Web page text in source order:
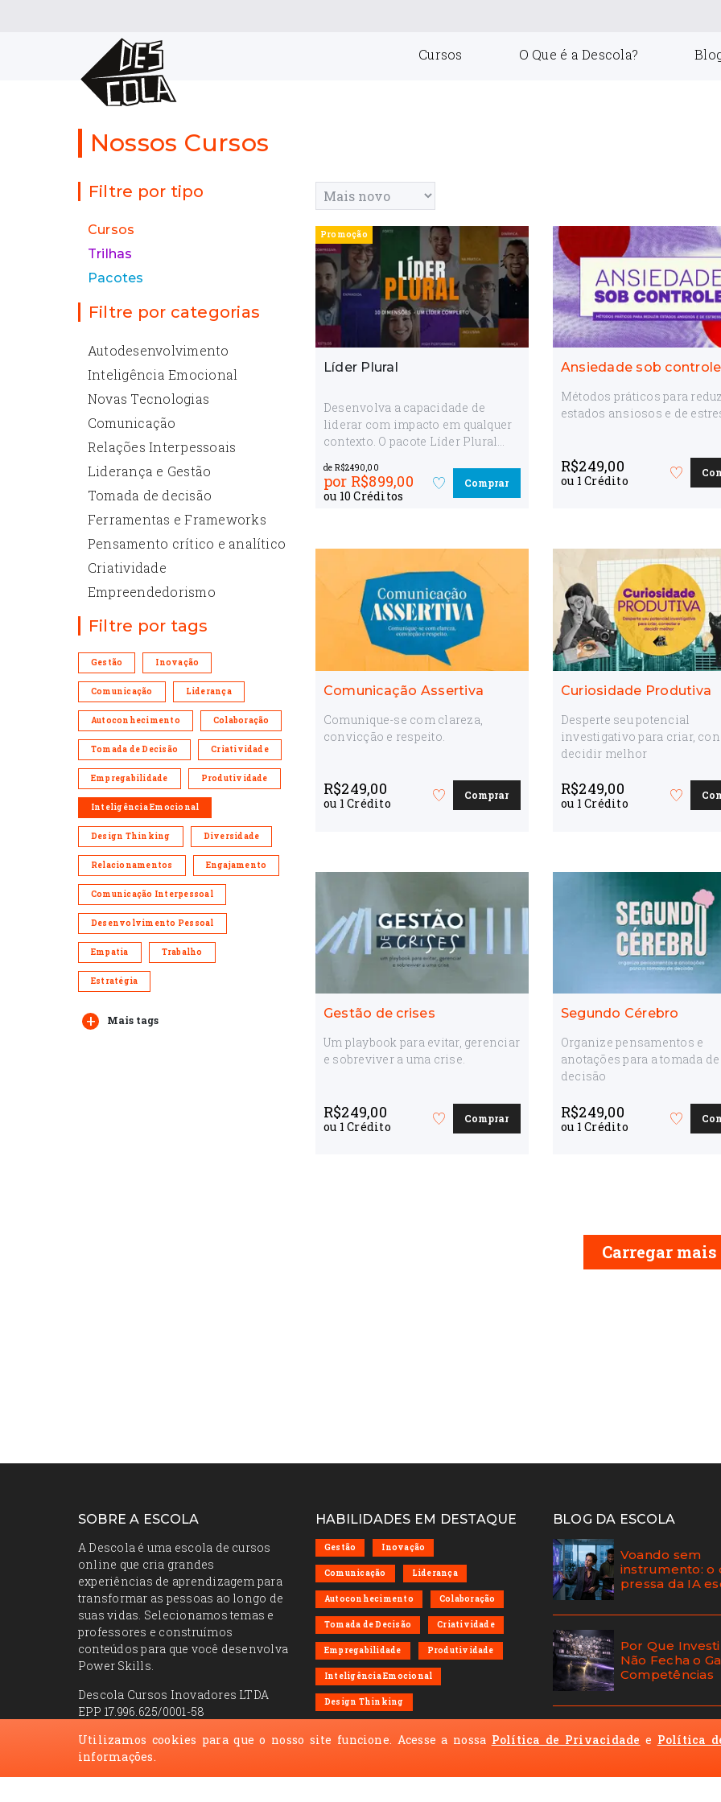
Cursos O Que é a Descola?
Nossos Cursos
Filtre por tipo
Cursos
Trilhas
Pacotes
Filtre por categorias
Autodesenvolvimento
Inteligência Emocional
Novas Tecnologias
Comunicação
Relações Interpessoais
Liderança e Gestão
Tomada de decisão
Ferramentas e Frameworks
Pensamento crítico e analítico
Criatividade
Empreendedorismo
Filtre por tags
Gestão Inovação
Comunicação Liderança
Autoconhecimento Colaboração
Tomada de Decisão Criatividade
Empregabilidade Produtividade
Inteligência Emocional
Design Thinking Diversidade
Relacionamentos Engajamento
Comunicação Interpessoal
Desenvolvimento Pessoal
Empatia Trabalho
Estratégia
Mais tags
Promoção
Líder Plural
Desenvolva a capacidade de
liderar com impacto em qualquer
contexto. O pacote Líder Plural
versatilidade como líder — do
autoconhecimento à liderança em
estilo, engajar pessoas e gerar
resultados consistentes.
de R$2490,00
por R$899,00
ou 10 Créditos
FavoriteComprar
Ansiedade sob controle
Métodos práticos para
estados ansiosos e de
R$249,00
ou 1 Crédito
Favorite
Comunicação Assertiva
Comunique-se com clareza,
convicção e respeito.
R$249,00
ou 1 Crédito
FavoriteComprar
Curiosidade Produtiva
Desperte seu potencial
investigativo para criar,
decidir melhor
R$249,00
ou 1 Crédito
Favorite
Gestão de crises
Um playbook para evitar, gerenciar
e sobreviver a uma crise.
R$249,00
ou 1 Crédito
FavoriteComprar
Segundo Cérebro
Organize pensamentos e
anotações para a tomada de
decisão
R$249,00
ou 1 Crédito
Favorite
Carregar mais
SOBRE A ESCOLA
A Descola é uma escola de cursos
online que cria grandes
experiências de aprendizagem para
transformar as pessoas ao longo de
suas vidas. Selecionamos temas e
professores e construímos
conteúdos para que você desenvolva
Power Skills.
Descola Cursos Inovadores LTDA
EPP 17.996.625/0001-58
+55 (11) 5286-7478
HABILIDADES EM DESTAQUE
Gestão Inovação
Comunicação Liderança
Autoconhecimento Colaboração
Tomada de Decisão Criatividade
Empregabilidade Produtividade
Inteligência Emocional
Design Thinking
BLOG DA ESCOLA
Voando sem
instrumento: o
pressa da IA
Por Que
Não Fecha o
Competências
O gap de
Utilizamos cookies para que o nosso site funcione. Acesse a nossa Política de Privacidade e Política
informações.